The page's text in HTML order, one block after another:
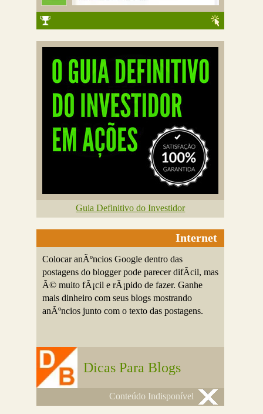
Guia Definitivo do Investidor
Internet
Colocar anÃºncios Google dentro das
postagens do blogger pode parecer difÃ­cil, mas
Ã© muito fÃ¡cil e rÃ¡pido de fazer. Ganhe
mais dinheiro com seus blogs mostrando
anÃºncios junto com o texto das postagens.
Dicas Para Blogs
Conteúdo Indisponível